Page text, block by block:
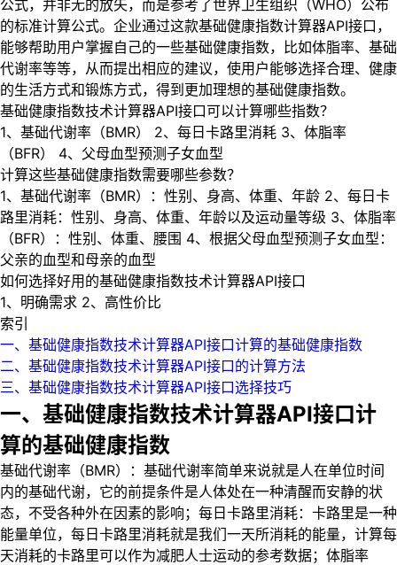
公式，并非无的放矢，而是参考了世界卫生组织（WHO）公布
的标准计算公式。企业通过这款基础健康指数计算器API接口，
能够帮助用户掌握自己的一些基础健康指数，比如体脂率、基础
代谢率等等，从而提出相应的建议，使用户能够选择合理、健康
的生活方式和锻炼方式，得到更加理想的基础健康指数。
基础健康指数技术计算器API接口可以计算哪些指数？
1、基础代谢率（BMR） 2、每日卡路里消耗 3、体脂率
（BFR） 4、父母血型预测子女血型
计算这些基础健康指数需要哪些参数？
1、基础代谢率（BMR）：性别、身高、体重、年龄 2、每日卡
路里消耗：性别、身高、体重、年龄以及运动量等级 3、体脂率
（BFR）：性别、体重、腰围 4、根据父母血型预测子女血型：
父亲的血型和母亲的血型
如何选择好用的基础健康指数技术计算器API接口
1、明确需求 2、高性价比
索引
一、基础健康指数技术计算器API接口计算的基础健康指数
二、基础健康指数技术计算器API接口的计算方法
三、基础健康指数技术计算器API接口选择技巧
一、基础健康指数技术计算器API接口计
算的基础健康指数
基础代谢率（BMR）：基础代谢率简单来说就是人在单位时间
内的基础代谢，它的前提条件是人体处在一种清醒而安静的状
态，不受各种外在因素的影响；每日卡路里消耗：卡路里是一种
能量单位，每日卡路里消耗就是我们一天所消耗的能量，计算每
天消耗的卡路里可以作为减肥人士运动的参考数据；体脂率